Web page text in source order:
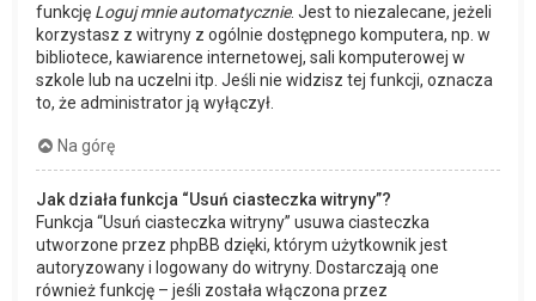
funkcję Loguj mnie automatycznie. Jest to niezalecane, jeżeli
korzystasz z witryny z ogólnie dostępnego komputera, np. w
bibliotece, kawiarence internetowej, sali komputerowej w
szkole lub na uczelni itp. Jeśli nie widzisz tej funkcji, oznacza
to, że administrator ją wyłączył.
Na górę
Jak działa funkcja “Usuń ciasteczka witryny”?
Funkcja “Usuń ciasteczka witryny” usuwa ciasteczka
utworzone przez phpBB dzięki, którym użytkownik jest
autoryzowany i logowany do witryny. Dostarczają one
również funkcję – jeśli została włączona przez